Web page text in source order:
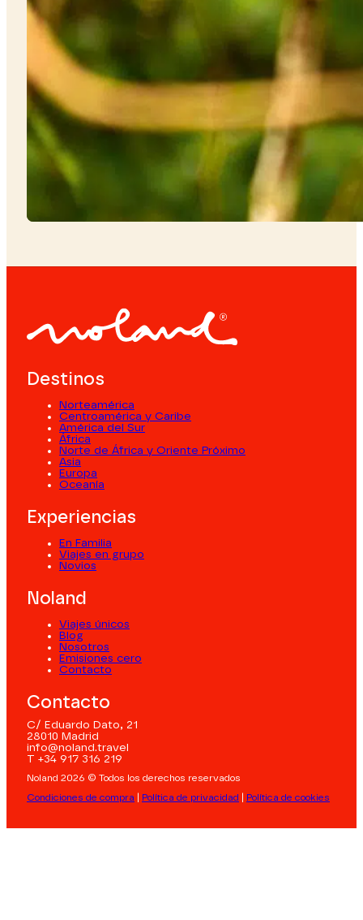
Destinos
Norteamérica
Centroamérica y Caribe
América del Sur
África
Norte de África y Oriente Próximo
Asia
Europa
Oceanía
Experiencias
En Familia
Viajes en grupo
Novios
Noland
Viajes únicos
Blog
Nosotros
Emisiones cero
Contacto
Contacto
C/ Eduardo Dato, 21
28010 Madrid
info@noland.travel
T +34 917 316 219
Noland 2026 © Todos los derechos reservados
Condiciones de compra
Política de privacidad Política de cookies